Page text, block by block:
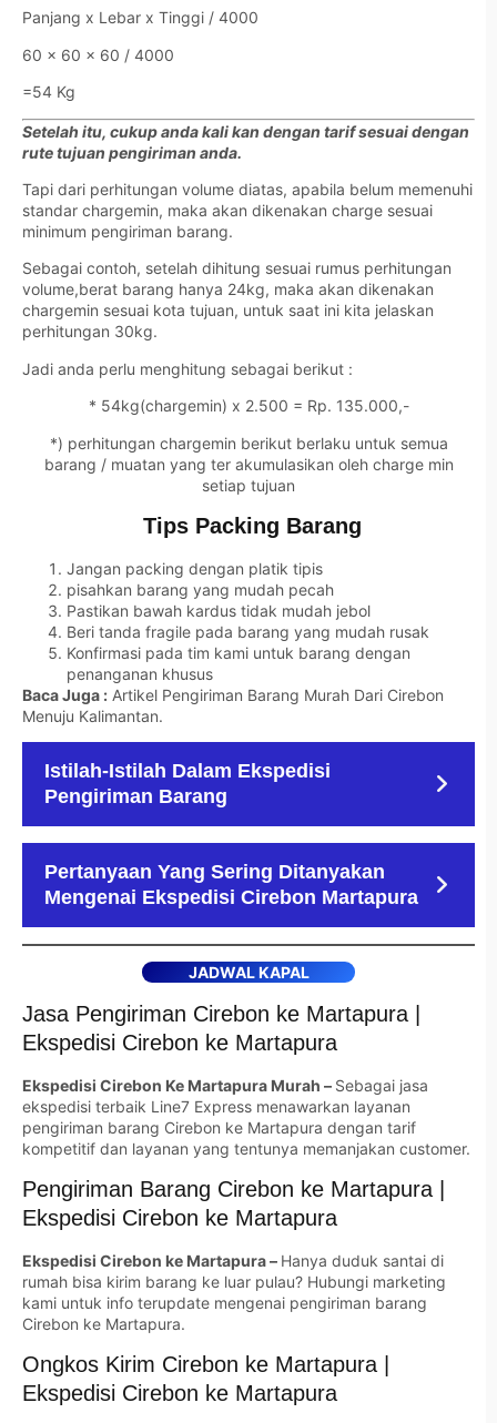
Panjang x Lebar x Tinggi / 4000
60 x 60 x 60 / 4000
=54 Kg
Setelah itu, cukup anda kali kan dengan tarif sesuai dengan
rute tujuan pengiriman anda.
Tapi dari perhitungan volume diatas, apabila belum memenuhi
standar chargemin, maka akan dikenakan charge sesuai
minimum pengiriman barang.
Sebagai contoh, setelah dihitung sesuai rumus perhitungan
volume,berat barang hanya 24kg, maka akan dikenakan
chargemin sesuai kota tujuan, untuk saat ini kita jelaskan
perhitungan 30kg.
Jadi anda perlu menghitung sebagai berikut :
* 54kg(chargemin) x 2.500 = Rp. 135.000,-
*) perhitungan chargemin berikut berlaku untuk semua
barang / muatan yang ter akumulasikan oleh charge min
setiap tujuan
Tips Packing Barang
Jangan packing dengan platik tipis
pisahkan barang yang mudah pecah
Pastikan bawah kardus tidak mudah jebol
Beri tanda fragile pada barang yang mudah rusak
Konfirmasi pada tim kami untuk barang dengan
penanganan khusus
Baca Juga : Artikel Pengiriman Barang Murah Dari Cirebon
Menuju Kalimantan.
Istilah-Istilah Dalam Ekspedisi
Pengiriman Barang
Pertanyaan Yang Sering Ditanyakan
Mengenai Ekspedisi Cirebon Martapura
JADWAL KAPAL
Jasa Pengiriman Cirebon ke Martapura |
Ekspedisi Cirebon ke Martapura
Ekspedisi Cirebon Ke Martapura Murah – Sebagai jasa
ekspedisi terbaik Line7 Express menawarkan layanan
pengiriman barang Cirebon ke Martapura dengan tarif
kompetitif dan layanan yang tentunya memanjakan customer.
Pengiriman Barang Cirebon ke Martapura |
Ekspedisi Cirebon ke Martapura
Ekspedisi Cirebon ke Martapura – Hanya duduk santai di
rumah bisa kirim barang ke luar pulau? Hubungi marketing
kami untuk info terupdate mengenai pengiriman barang
Cirebon ke Martapura.
Ongkos Kirim Cirebon ke Martapura |
Ekspedisi Cirebon ke Martapura